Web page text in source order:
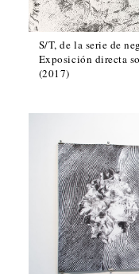
S/T, de la serie de
Exposición directa
(2017)